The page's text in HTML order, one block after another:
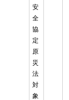
安
全
協
定
原
災
法
対
象